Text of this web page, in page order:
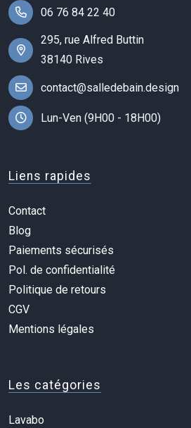
06 76 84 22 40
295, rue Alfred Buttin
38140 Rives
contact@salledebain.design
Lun-Ven (9H00 - 18H00)
Liens rapides
Contact
Blog
Paiements sécurisés
Pol. de confidentialité
Politique de retours
CGV
Mentions légales
Les catégories
Lavabo